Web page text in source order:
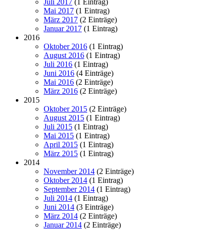
Mai 2017 (1 Eintrag)
März 2017 (2 Einträge)
Januar 2017 (1 Eintrag)
2016
Oktober 2016 (1 Eintrag)
August 2016 (1 Eintrag)
Juli 2016 (1 Eintrag)
Juni 2016 (4 Einträge)
Mai 2016 (2 Einträge)
März 2016 (2 Einträge)
2015
Oktober 2015 (2 Einträge)
August 2015 (1 Eintrag)
Juli 2015 (1 Eintrag)
Mai 2015 (1 Eintrag)
April 2015 (1 Eintrag)
März 2015 (1 Eintrag)
2014
November 2014 (2 Einträge)
Oktober 2014 (1 Eintrag)
September 2014 (1 Eintrag)
Juli 2014 (1 Eintrag)
Juni 2014 (3 Einträge)
März 2014 (2 Einträge)
Januar 2014 (2 Einträge)